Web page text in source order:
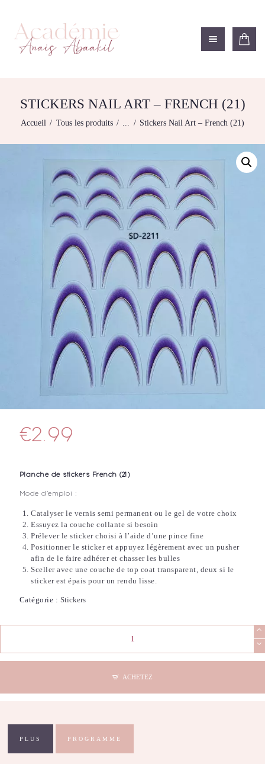
STICKERS NAIL ART – FRENCH (21)
Accueil Tous les produits ... Stickers Nail Art – French (21)
ACADÉMIE ANAÏS ABAAKIL
Formation et shop Indigo
NOS FORMATIONS
FORMATIONS
CONTACTEZ-NOUS
RECHERCHE
MODÈLE
€2.99
Planche de stickers French (21)
Mode d’emploi :
Catalyser le vernis semi permanent ou le gel de votre choix
Essuyez la couche collante si besoin
Prélever le sticker choisi à l’aide d’une pince fine
Positionner le sticker et appuyez légèrement avec un pusher
afin de le faire adhérer et chasser les bulles
Sceller avec une couche de top coat transparent, deux si le
sticker est épais pour un rendu lisse.
Catégorie : Stickers
Stickers
ACHETEZ
PLUS PROGRAMME